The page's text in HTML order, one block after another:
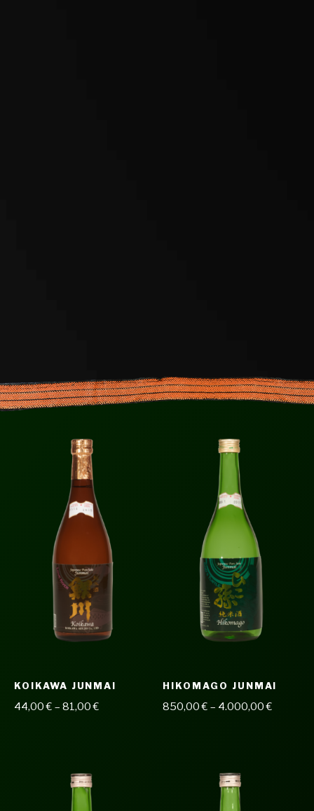
KOIKAWA JUNMAI
44,00€ – 81,00€
HIKOMAGO JUNMAI
850,00€ – 4.000,00€